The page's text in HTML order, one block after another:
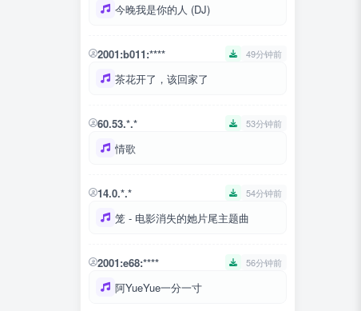
今晚我是你的人 (DJ)
2001:b011:**** 49分钟前
茶花开了，该回家了
60.53.*.* 53分钟前
情歌
14.0.*.* 54分钟前
笼 - 电影消失的她片尾主题曲
2001:e68:**** 56分钟前
阿YueYue一分一寸